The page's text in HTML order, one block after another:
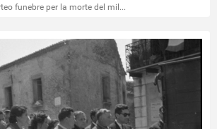
funebre per la morte del mil...